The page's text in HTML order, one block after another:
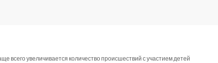
всего увеличивается количество происшествий с участием детей